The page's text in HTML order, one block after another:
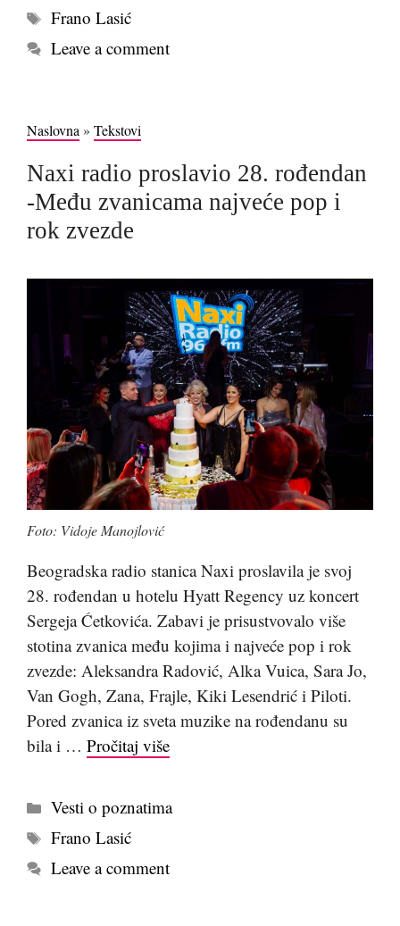
Tags
Frano Lasić
Leave a comment
Naslovna» Tekstovi
Naxi radio proslavio 28. rođendan
-Među zvanicama najveće pop i
rok zvezde
Foto: Vidoje Manojlović
Beogradska radio stanica Naxi proslavila je svoj
28. rođendan u hotelu Hyatt Regency uz koncert
Sergeja Ćetkovića. Zabavi je prisustvovalo više
stotina zvanica među kojima i najveće pop i rok
zvezde: Aleksandra Radović, Alka Vuica, Sara Jo,
Van Gogh, Zana, Frajle, Kiki Lesendrić i Piloti.
Pored zvanica iz sveta muzike na rođendanu su
bila i … Pročitaj više
Kategorije
Vesti o poznatima
Tags
Frano Lasić
Leave a comment